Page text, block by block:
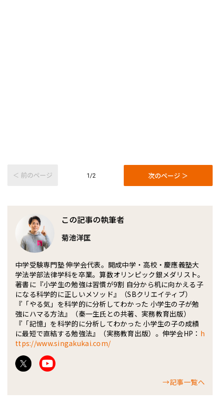
＜ 前のページ 1/2 次のページ ＞
この記事の執筆者
菊池洋匡
中学受験専門塾 伸学会代表。開成中学・高校・慶應義塾大
学法学部法律学科を卒業。算数オリンピック銀メダリスト。
著書に『小学生の勉強は習慣が9割 自分から机に向かえる子
になる科学的に正しいメソッド』（SBクリエイティブ）
『「やる気」を科学的に分析してわかった 小学生の子が勉
強にハマる方法』（秦一生氏との共著、実務教育出版）
『「記憶」を科学的に分析してわかった 小学生の子の成績
に最短で直結する勉強法』（実務教育出版）。伸学会HP： h
ttps://www.singakukai.com/
→記事一覧へ